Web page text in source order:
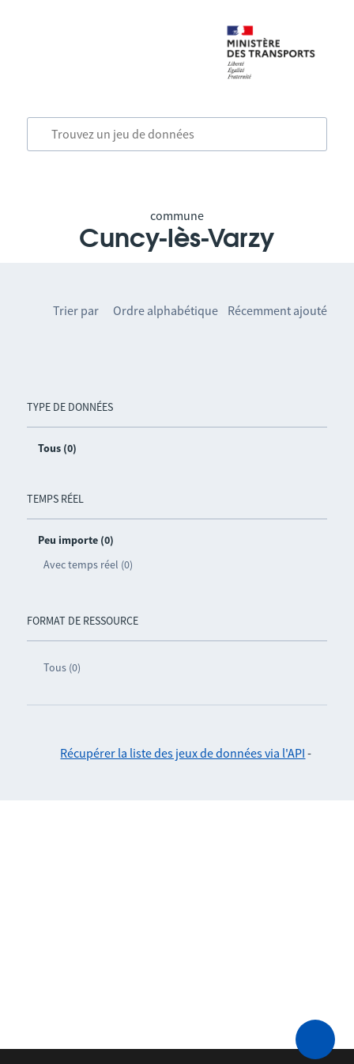
commune
Cuncy-lès-Varzy
TYPE DE DONNÉES
Tous (0)
TEMPS RÉEL
Peu importe (0)
Avec temps réel (0)
FORMAT DE RESSOURCE
Tous (0)
Trier par Ordre alphabétique Récemment ajouté
Récupérer la liste des jeux de données via l'API -